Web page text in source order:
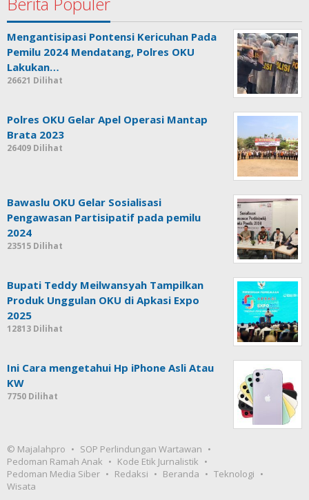
Mengantisipasi Pontensi Kericuhan Pada
Pemilu 2024 Mendatang, Polres OKU
Lakukan…
26621 Dilihat
Polres OKU Gelar Apel Operasi Mantap
Brata 2023
26409 Dilihat
Bawaslu OKU Gelar Sosialisasi
Pengawasan Partisipatif pada pemilu
2024
23515 Dilihat
Bupati Teddy Meilwansyah Tampilkan
Produk Unggulan OKU di Apkasi Expo
2025
12813 Dilihat
Ini Cara mengetahui Hp iPhone Asli Atau
KW
7750 Dilihat
© Majalahpro
SOP Perlindungan Wartawan
Pedoman Ramah Anak
Kode Etik Jurnalistik
Pedoman Media Siber
Redaksi Beranda
Teknologi
Wisata